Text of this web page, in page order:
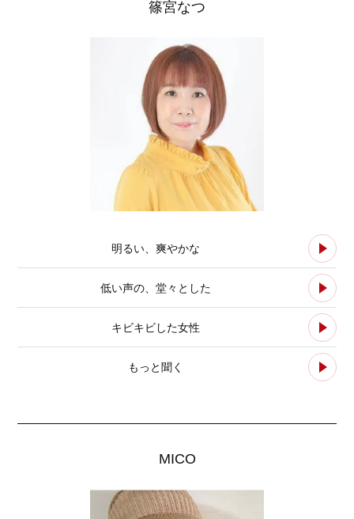
篠宮なつ
明るい、爽やかな
低い声の、堂々とした
キビキビした女性
もっと聞く
MICO